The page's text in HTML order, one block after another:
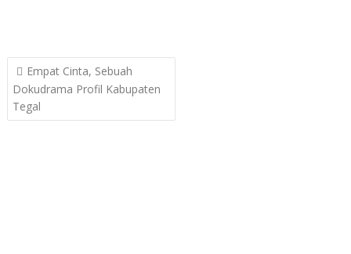
Post
navigation
Empat Cinta, Sebuah
Dokudrama Profil Kabupaten
Tegal